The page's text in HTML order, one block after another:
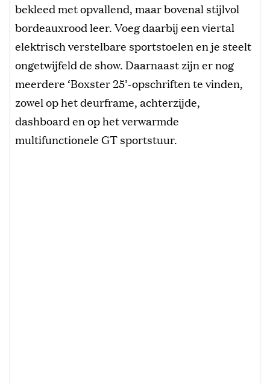
bekleed met opvallend, maar bovenal stijlvol
bordeauxrood leer. Voeg daarbij een viertal
elektrisch verstelbare sportstoelen en je steelt
ongetwijfeld de show. Daarnaast zijn er nog
meerdere ‘Boxster 25’-opschriften te vinden,
zowel op het deurframe, achterzijde,
dashboard en op het verwarmde
multifunctionele GT sportstuur.